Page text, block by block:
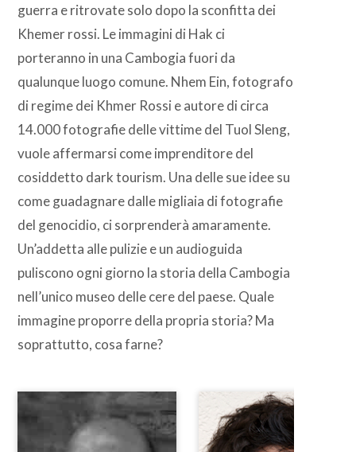
guerra e ritrovate solo dopo la sconfitta dei
Khemer rossi. Le immagini di Hak ci
porteranno in una Cambogia fuori da
qualunque luogo comune. Nhem Ein, fotografo
di regime dei Khmer Rossi e autore di circa
14.000 fotografie delle vittime del Tuol Sleng,
vuole affermarsi come imprenditore del
cosiddetto dark tourism. Una delle sue idee su
come guadagnare dalle migliaia di fotografie
del genocidio, ci sorprenderà amaramente.
Un’addetta alle pulizie e un audioguida
puliscono ogni giorno la storia della Cambogia
nell’unico museo delle cere del paese. Quale
immagine proporre della propria storia? Ma
soprattutto, cosa farne?